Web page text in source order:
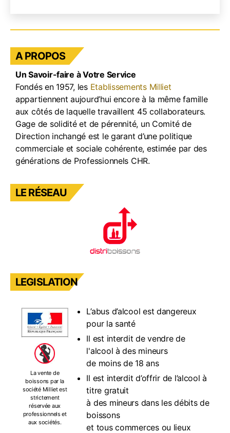
que
A PROPOS
Un Savoir-faire à Votre Service
Fondés en 1957, les Etablissements Milliet
appartiennent aujourd’hui encore à la même famille
aux côtés de laquelle travaillent 45 collaborateurs.
Gage de solidité et de pérennité, un Comité de
Direction inchangé est le garant d’une politique
commerciale et sociale cohérente, estimée par des
générations de Professionnels CHR.
LE RÉSEAU
LEGISLATION
La vente de
boissons par la
société Milliet est
strictement
réservée aux
professionnels et
aux sociétés.
L’abus d’alcool est dangereux
pour la santé
Il est interdit de vendre de
l'alcool à des mineurs
de moins de 18 ans
Il est interdit d’offrir de l’alcool à
titre gratuit
à des mineurs dans les débits de
boissons
et tous commerces ou lieux